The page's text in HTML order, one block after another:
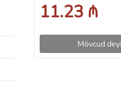
11.23 ₼
Mövcud